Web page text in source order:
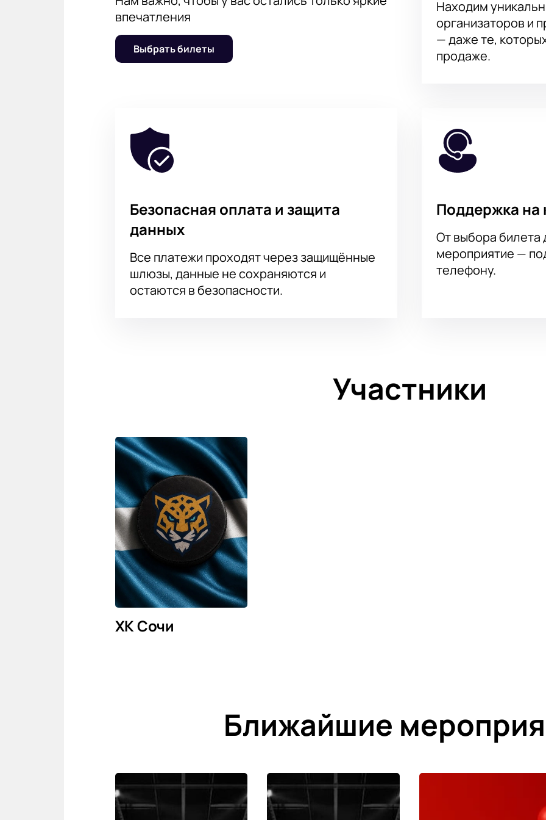
впечатления
Выбрать билеты
Находим
организаторов и
— даже те,
продаже.
Безопасная оплата и защита
данных
Все платежи проходят через защищённые
шлюзы, данные не сохраняются и
остаются в безопасности.
Поддержка на
От выбора билета
мероприятие —
телефону.
Участники
ХК Сочи
Ближайшие